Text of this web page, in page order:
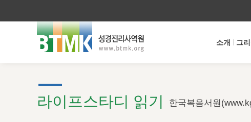
소개 그
라이프스타디 읽기 한국복음서원